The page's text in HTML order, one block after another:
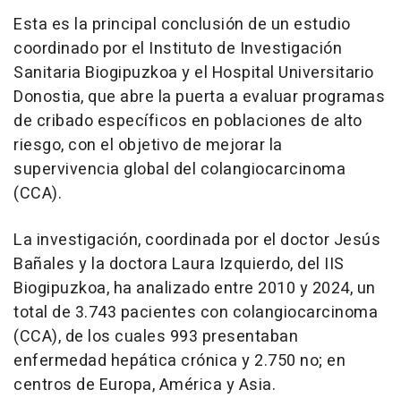
Esta es la principal conclusión de un estudio
coordinado por el Instituto de Investigación
Sanitaria Biogipuzkoa y el Hospital Universitario
Donostia, que abre la puerta a evaluar programas
de cribado específicos en poblaciones de alto
riesgo, con el objetivo de mejorar la
supervivencia global del colangiocarcinoma
(CCA).
La investigación, coordinada por el doctor Jesús
Bañales y la doctora Laura Izquierdo, del IIS
Biogipuzkoa, ha analizado entre 2010 y 2024, un
total de 3.743 pacientes con colangiocarcinoma
(CCA), de los cuales 993 presentaban
enfermedad hepática crónica y 2.750 no; en
centros de Europa, América y Asia.